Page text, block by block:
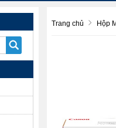
Trang chủ Hộp